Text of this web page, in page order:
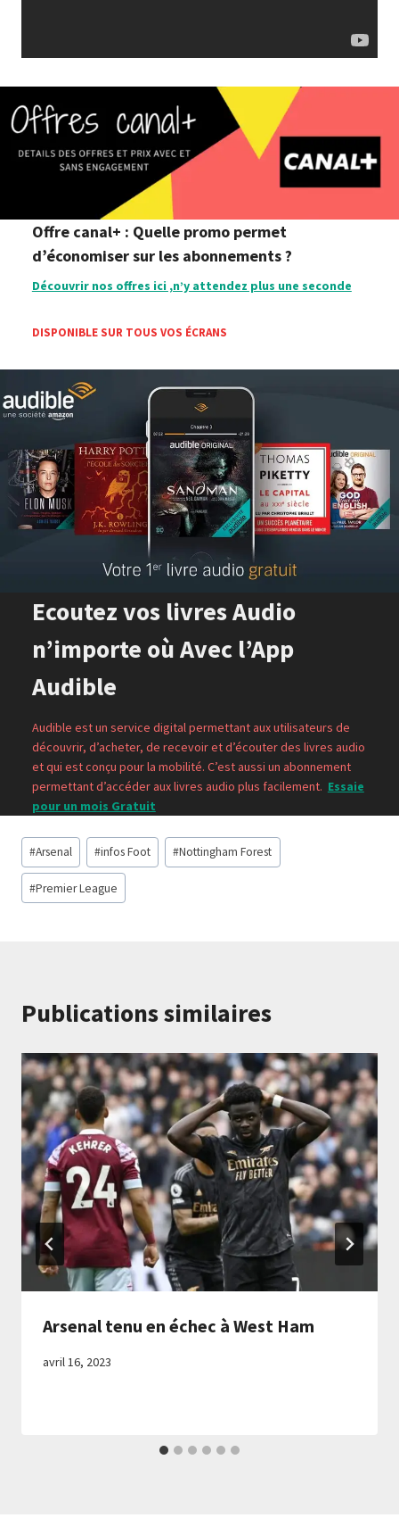
Offre canal+ : Quelle promo permet
d’économiser sur les abonnements ?
Découvrir nos offres ici ,n’y attendez plus une seconde
DISPONIBLE SUR TOUS VOS ÉCRANS
Ecoutez vos livres Audio
n’importe où Avec l’App
Audible
Audible est un service digital permettant aux utilisateurs de
découvrir, d’acheter, de recevoir et d’écouter des livres audio
et qui est conçu pour la mobilité. C’est aussi un abonnement
permettant d’accéder aux livres audio plus facilement. Essaie
pour un mois Gratuit
Étiquettes
de
la
#Arsenal #infos Foot #Nottingham Forest
#Premier League
Publications similaires
Arsenal tenu en échec à West Ham
avril 16, 2023